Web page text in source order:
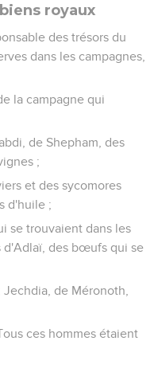
royaux
des trésors du
dans les campagnes,
la campagne qui
de Shepham, des
;
et des sycomores
d'huile ;
se trouvaient dans les
d'Adlaï, des bœufs qui se
de Méronoth,
ces hommes étaient